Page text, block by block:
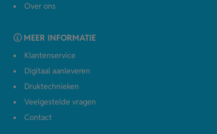
Over ons
MEER INFORMATIE
Klantenservice
Digitaal aanleveren
Druktechnieken
Veelgestelde vragen
Contact